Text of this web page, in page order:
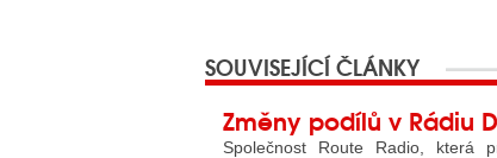
SOUVISEJÍCÍ ČLÁNKY
Změny podílů v Rádiu
Společnost Route Radio, která